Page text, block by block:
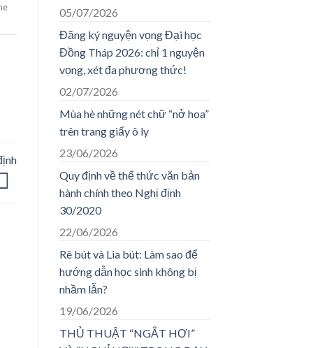
05/07/2026
Đăng ký nguyện vọng Đại học
Đồng Tháp 2026: chỉ 1 nguyện
vọng, xét đa phương thức!
02/07/2026
Mùa hè những nét chữ “nở hoa”
trên trang giấy ô ly
23/06/2026
Quy định về thể thức văn bản
hành chính theo Nghị định
30/2020
22/06/2026
Rê bút và Lia bút: Làm sao để
hướng dẫn học sinh không bị
nhầm lẫn?
19/06/2026
THỦ THUẬT “NGẮT HƠI”